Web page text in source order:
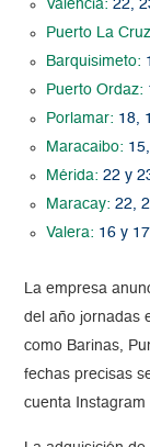
Valencia:22,
Puerto La
Barquisimeto:
Puerto Ordaz:
Porlamar: 18,
Maracaibo:
Mérida: 22 y
Maracay: 22,
Valera: 16 y 17
La empresa
del año jornadas
como Barinas,
fechas precisas
cuenta Instagram